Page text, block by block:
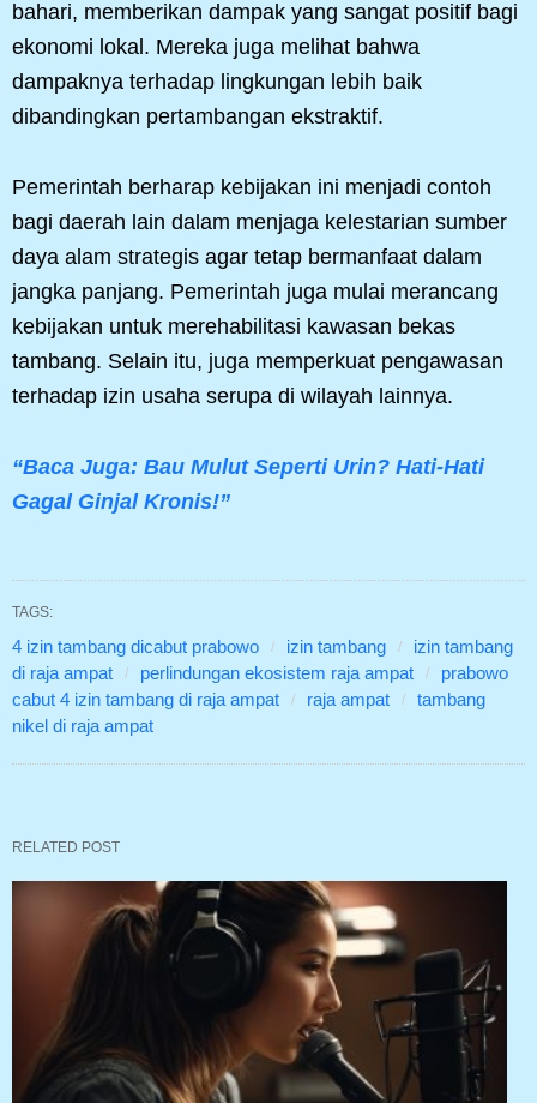
bahari, memberikan dampak yang sangat positif bagi
ekonomi lokal. Mereka juga melihat bahwa
dampaknya terhadap lingkungan lebih baik
dibandingkan pertambangan ekstraktif.
Pemerintah berharap kebijakan ini menjadi contoh
bagi daerah lain dalam menjaga kelestarian sumber
daya alam strategis agar tetap bermanfaat dalam
jangka panjang. Pemerintah juga mulai merancang
kebijakan untuk merehabilitasi kawasan bekas
tambang. Selain itu, juga memperkuat pengawasan
terhadap izin usaha serupa di wilayah lainnya.
“Baca Juga: Bau Mulut Seperti Urin? Hati-Hati
Gagal Ginjal Kronis!”
TAGS:
4 izin tambang dicabut prabowo izin tambang
izin tambang
di raja ampat
perlindungan ekosistem raja ampat
prabowo
cabut 4 izin tambang di raja ampat
raja ampat
tambang
nikel di raja ampat
RELATED POST